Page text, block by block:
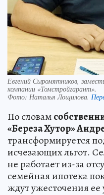
Евгений Сыромятников,
компании «Томстройгарант».
Фото: Наталья Лощилова.
По словам
«Береза Хутор»
трансформируется
исчезающих льгот.
не работает из-за
семейная ипотека
ждут ужесточения ее